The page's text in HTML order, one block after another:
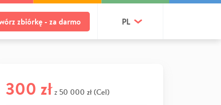
zbiórkę - za darmo PL
300 zł z 50 000 zł (Cel)